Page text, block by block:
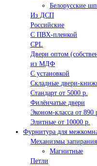
Белорусские
Из ДСП
Российские
C ПВХ-пленкой
CPL
Двери оптом
из МДФ
С установкой
Складные двери-
Стандарт от 5000 р.
Филёнчатые двери
Эконом-класса от 890
Элитные от 10000 р.
Фурнитура для
Механизмы
Магнитные
Петли